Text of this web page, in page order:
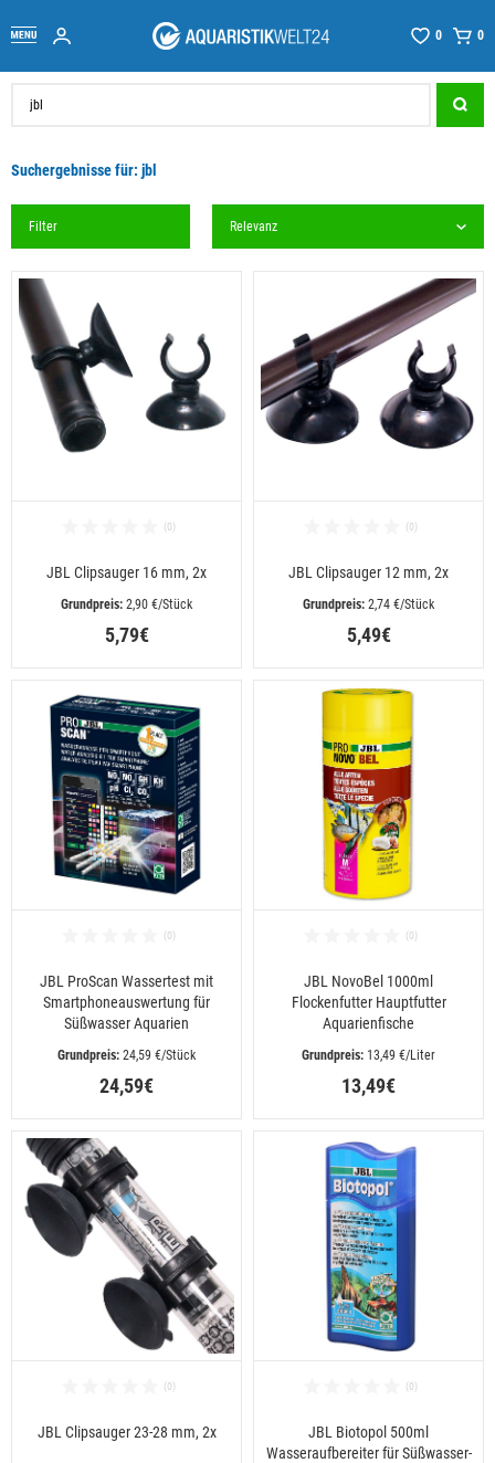
0 0
Suchergebnisse für: jbl
Filter
JBL Clipsauger 16 mm, 2x
2,90 €/Stück
5,79€
JBL Clipsauger 12 mm, 2x
2,74 €/Stück
5,49€
JBL ProScan Wassertest mit
Smartphoneauswertung für
Süßwasser Aquarien
24,59 €/Stück
24,59€
JBL NovoBel 1000ml
Flockenfutter Hauptfutter
Aquarienfische
13,49 €/Liter
13,49€
JBL Clipsauger 23-28 mm, 2x
JBL Biotopol 500ml
Wasseraufbereiter für Süßwasser-